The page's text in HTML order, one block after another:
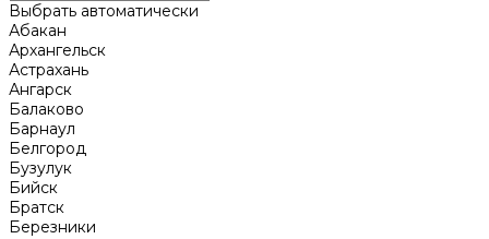
Выбрать автоматически
Абакан
Архангельск
Астрахань
Ангарск
Балаково
Барнаул
Белгород
Бузулук
Бийск
Братск
Березники